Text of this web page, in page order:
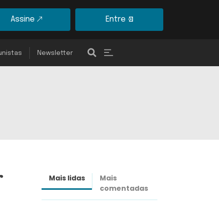
Assine Entre
Newsletter
Mais lidas
Mais
comentadas